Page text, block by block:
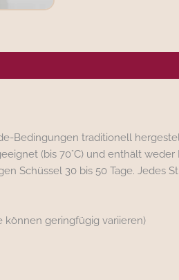
Bedingungen traditionell
(bis 70°C) und enthält
Schüssel 30 bis 50 Tage. Jedes
können geringfügig variieren)